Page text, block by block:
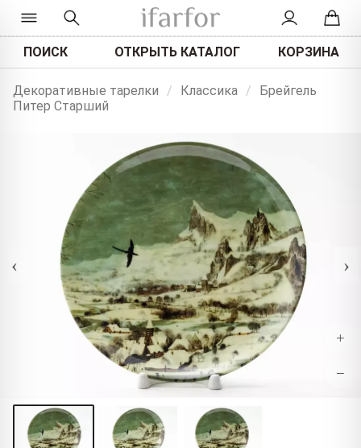
ПОИСК ОТКРЫТЬ КАТАЛОГ КОРЗИНА
Декоративные тарелки / Классика /
Брейгель
Питер Старший
‹ ›
+
−